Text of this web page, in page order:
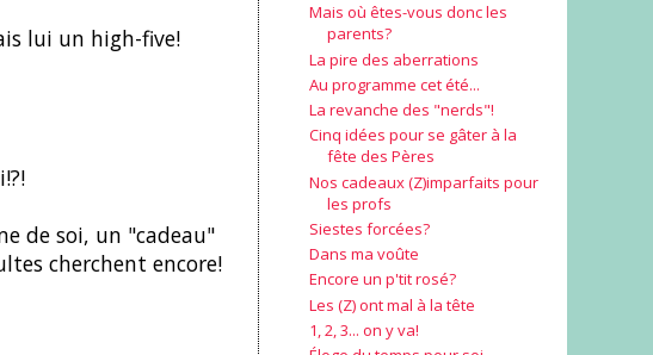
lui un high-five!
de soi, un "cadeau"
cherchent encore!
Mais où êtes-vous donc les
parents?
La pire des aberrations
Au programme cet été...
La revanche des "nerds"!
Cinq idées pour se gâter à la
fête des Pères
Nos cadeaux (Z)imparfaits pour
les profs
Siestes forcées?
Dans ma voûte
Encore un p'tit rosé?
Les (Z) ont mal à la tête
1, 2, 3... on y va!